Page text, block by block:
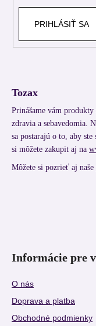
PRIHLÁSIŤ SA
Tozax
Prinášame vám
zdravia a sebavedomia.
sa postarajú o to, aby
si môžete zakupit aj na
Môžete si pozrieť aj naše
Informácie pre
O nás
Doprava a platba
Obchodné podmienky